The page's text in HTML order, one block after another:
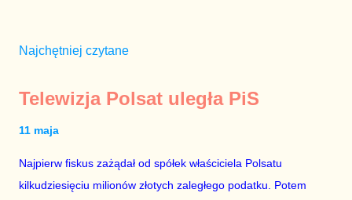
Najchętniej czytane
Telewizja Polsat uległa PiS
11 maja
Najpierw fiskus zażądał od spółek właściciela Polsatu
kilkudziesięciu milionów złotych zaległego podatku. Potem